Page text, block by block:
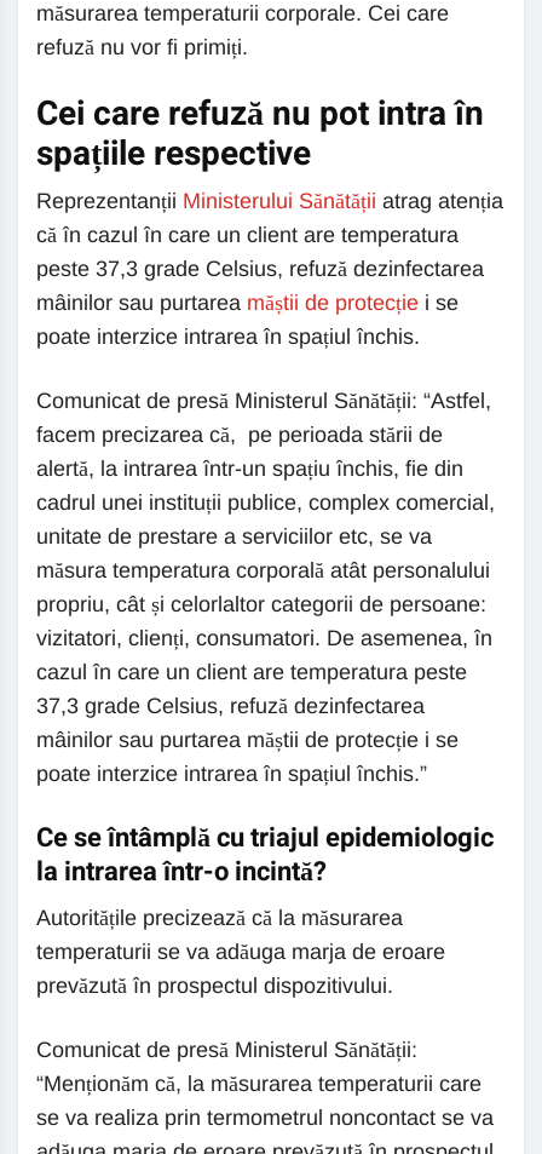
măsurarea temperaturii corporale. Cei care
refuză nu vor fi primiți.
Cei care refuză nu pot intra în
spațiile respective
Reprezentanții Ministerului Sănătății atrag atenția
că în cazul în care un client are temperatura
peste 37,3 grade Celsius, refuză dezinfectarea
mâinilor sau purtarea măștii de protecție i se
poate interzice intrarea în spațiul închis.
Comunicat de presă Ministerul Sănătății: “Astfel,
facem precizarea că, pe perioada stării de
alertă, la intrarea într-un spațiu închis, fie din
cadrul unei instituții publice, complex comercial,
unitate de prestare a serviciilor etc, se va
măsura temperatura corporală atât personalului
propriu, cât și celorlaltor categorii de persoane:
vizitatori, clienți, consumatori. De asemenea, în
cazul în care un client are temperatura peste
37,3 grade Celsius, refuză dezinfectarea
mâinilor sau purtarea măștii de protecție i se
poate interzice intrarea în spațiul închis.”
Ce se întâmplă cu triajul epidemiologic
la intrarea într-o incintă?
Autoritățile precizează că la măsurarea
temperaturii se va adăuga marja de eroare
prevăzută în prospectul dispozitivului.
Comunicat de presă Ministerul Sănătății:
“Menționăm că, la măsurarea temperaturii care
se va realiza prin termometrul noncontact se va